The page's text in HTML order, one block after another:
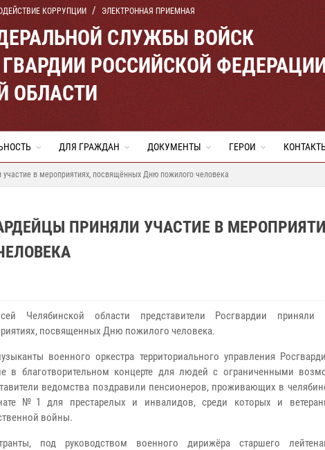
КОРРУПЦИИ ЭЛЕКТРОННАЯ ПРИЕМНАЯ
СЛУЖБЫ ВОЙСК
РОССИЙСКОЙ
ОБЛАСТИ
ДЛЯ ГРАЖДАН ДОКУМЕНТЫ ГЕРОИ
в мероприятиях, посвящённых Дню пожилого человека
ПРИНЯЛИ УЧАСТИЕ В
Челябинской области представители Росгвардии приняли
посвященных Дню пожилого человека.
военного оркестра территориального управления
в благотворительном концерте для людей с ограниченными
ведомства поздравили пенсионеров, проживающих в
№1 для престарелых и инвалидов, среди которых и
войны.
под руководством военного дирижёра старшего